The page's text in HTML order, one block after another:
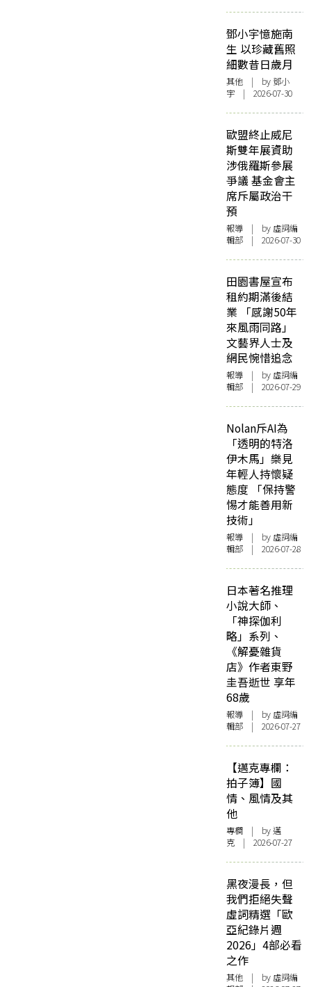
鄧小宇憶施南
生 以珍藏舊照
細數昔日歲月
其他 | by 鄧小
宇 | 2026-07-30
歐盟終止威尼
斯雙年展資助
涉俄羅斯參展
爭議 基金會主
席斥屬政治干
預
報導 | by 虛詞編
輯部 | 2026-07-30
田園書屋宣布
租約期滿後結
業 「感謝50年
來風雨同路」
文藝界人士及
網民惋惜追念
報導 | by 虛詞編
輯部 | 2026-07-29
Nolan斥AI為
「透明的特洛
伊木馬」樂見
年輕人持懷疑
態度 「保持警
惕才能善用新
技術」
報導 | by 虛詞編
輯部 | 2026-07-28
日本著名推理
小說大師、
「神探伽利
略」系列、
《解憂雜貨
店》作者東野
圭吾逝世 享年
68歲
報導 | by 虛詞編
輯部 | 2026-07-27
【邁克專欄：
拍子簿】國
情、風情及其
他
專欄 | by邁
克 | 2026-07-27
黑夜漫長，但
我們拒絕失聲
虛詞精選「歐
亞紀錄片週
2026」4部必看
之作
其他 | by 虛詞編